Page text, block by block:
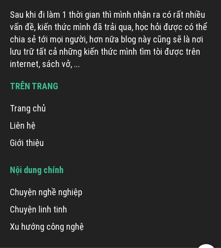
Sau khi đi làm 1 thời gian thì mình nhận ra có rất nhiều
vấn đề, kiến thức mình đã trải qua, học hỏi được có thể
chia sẻ tới mọi người, hơn nữa blog này cũng sẽ là nơi
lưu trữ tất cả những kiến thức mình tìm tòi được trên
internet, sách vở, ...
TRÊN TRANG
Trang chủ
Liên hệ
Giới thiệu
Nội dung chính
Chuyện nghề nghiệp
Chuyện linh tinh
Xu hướng công nghệ